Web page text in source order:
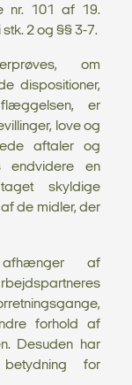
nr. 101 af 19.
2 og §§ 3-7.
om
dispositioner,
er
love og
aftaler og
endvidere en
skyldige
de midler, der
af
forhold af
Desuden har
betydning for